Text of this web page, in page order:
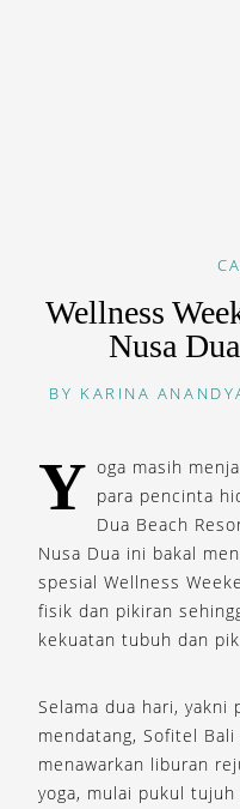
Wellness
Nusa
BY KARINA
Y oga masih
para pencinta
Dua Beach
Nusa Dua ini bakal
spesial Wellness
fisik dan pikiran
kekuatan tubuh dan
Selama dua hari, yakni
mendatang, Sofitel
menawarkan liburan
yoga, mulai pukul